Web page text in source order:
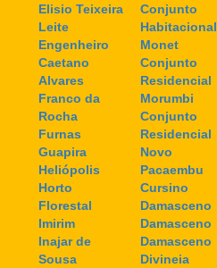
Elisio Teixeira
Leite
Engenheiro
Caetano
Alvares
Franco da
Rocha
Furnas
Guapira
Heliópolis
Horto
Florestal
Imirim
Inajar de
Sousa
Conjunto
Habitacional
Monet
Conjunto
Residencial
Morumbi
Conjunto
Residencial
Novo
Pacaembu
Cursino
Damasceno
Damasceno
Damasceno
Divineia